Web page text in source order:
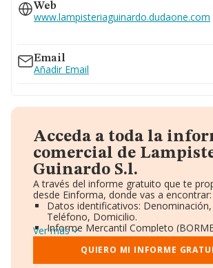
Web
www.lampisteriaguinardo.dudaone.com
Email
Añadir Email
Acceda a toda la
comercial de
Guinardo S.l.
A través del informe gratuito que te
desde Einforma, donde vas a encontrar:
Datos identificativos: Denominación,
Teléfono, Domicilio.
Informe Mercantil Completo
Gráficos de Evolución Ventas y
Consejo de Administración y
Directivos y Ejecutivos.
Ver más
QUIERO MI INFORME